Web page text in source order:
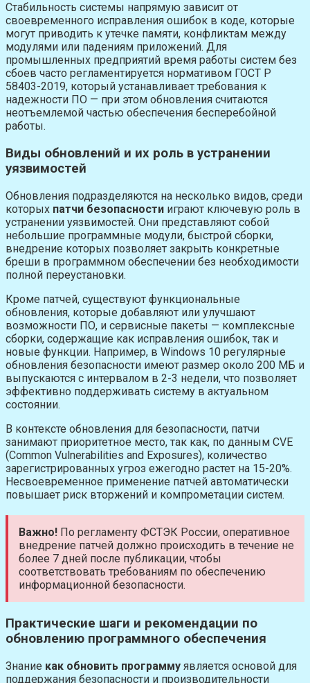
Стабильность системы напрямую зависит от
своевременного исправления ошибок в коде, которые
могут приводить к утечке памяти, конфликтам между
модулями или падениям приложений. Для
промышленных предприятий время работы систем без
сбоев часто регламентируется нормативом ГОСТ Р
58403-2019, который устанавливает требования к
надежности ПО — при этом обновления считаются
неотъемлемой частью обеспечения бесперебойной
работы.
Виды обновлений и их роль в устранении
уязвимостей
Обновления подразделяются на несколько видов, среди
которых патчи безопасности играют ключевую роль в
устранении уязвимостей. Они представляют собой
небольшие программные модули, быстрой сборки,
внедрение которых позволяет закрыть конкретные
бреши в программном обеспечении без необходимости
полной переустановки.
Кроме патчей, существуют функциональные
обновления, которые добавляют или улучшают
возможности ПО, и сервисные пакеты — комплексные
сборки, содержащие как исправления ошибок, так и
новые функции. Например, в Windows 10 регулярные
обновления безопасности имеют размер около 200 МБ и
выпускаются с интервалом в 2-3 недели, что позволяет
эффективно поддерживать систему в актуальном
состоянии.
В контексте обновления для безопасности, патчи
занимают приоритетное место, так как, по данным CVE
(Common Vulnerabilities and Exposures), количество
зарегистрированных угроз ежегодно растет на 15-20%.
Несвоевременное применение патчей автоматически
повышает риск вторжений и компрометации систем.
Важно! По регламенту ФСТЭК России, оперативное
внедрение патчей должно происходить в течение не
более 7 дней после публикации, чтобы
соответствовать требованиям по обеспечению
информационной безопасности.
Практические шаги и рекомендации по
обновлению программного обеспечения
Знание как обновить программу является основой для
поддержания безопасности и производительности